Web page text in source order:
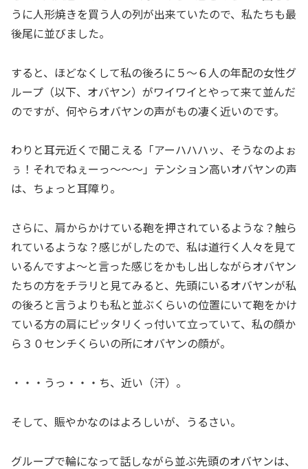
うに人形焼きを買う人の列が出来ていたので、私たちも最
後尾に並びました。
すると、ほどなくして私の後ろに５～６人の年配の女性グ
ループ（以下、オバヤン）がワイワイとやって来て並んだ
のですが、何やらオバヤンの声がもの凄く近いのです。
わりと耳元近くで聞こえる「アーハハハッ、そうなのよぉ
ぅ！それでねぇーっ～～～」テンション高いオバヤンの声
は、ちょっと耳障り。
さらに、肩からかけている鞄を押されているような？触ら
れているような？感じがしたので、私は道行く人々を見て
いるんですよ～と言った感じをかもし出しながらオバヤン
たちの方をチラリと見てみると、先頭にいるオバヤンが私
の後ろと言うよりも私と並ぶくらいの位置にいて鞄をかけ
ている方の肩にピッタリくっ付いて立っていて、私の顔か
ら３０センチくらいの所にオバヤンの顔が。
・・・うっ・・・ち、近い（汗）。
そして、賑やかなのはよろしいが、うるさい。
グループで輪になって話しながら並ぶ先頭のオバヤンは、